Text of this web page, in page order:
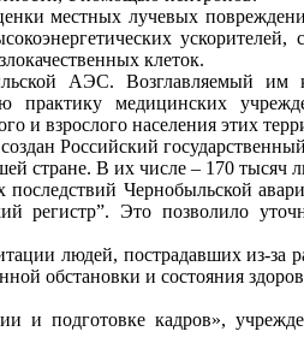
местных лучевых
клеток.
АЭС. Возглавляемый им
практику медицинских
и взрослого населения этих
Российский
стране. В их числе – 170 тысяч
Чернобыльской
регистр”. Это позволило
людей, пострадавших из-за
обстановки и состояния
и подготовке кадров»,